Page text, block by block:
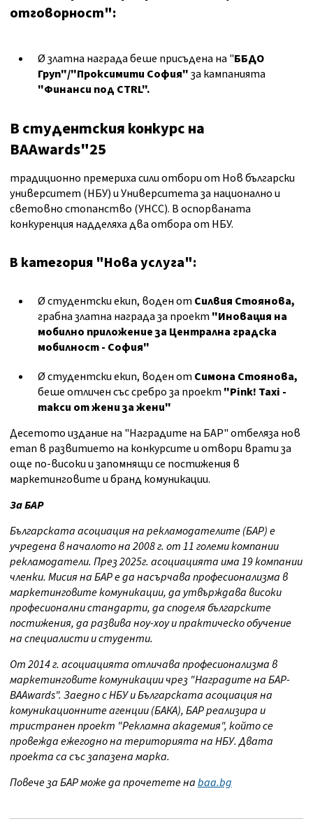
отговорност":
Ø златна награда беше присъдена на "ББДО
Груп"/"Проксимити София"за кампанията
"Финанси под CTRL".
В студентския конкурс на
BAAwards"25
традиционно премериха сили отбори от Нов български
университет (НБУ) и Университета за национално и
световно стопанство (УНСС). В оспорваната
конкуренция надделяха два отбора от НБУ.
В категория "Нова услуга":
Ø студентски екип, воден отСилвия Стоянова,
грабна златна награда за проект"Иновация на
мобилно приложение за Централна градска
мобилност - София"
Ø студентски екип, воден отСимона Стоянова,
беше отличен със сребро за проект"Pink! Taxi -
такси от жени за жени"
Десетото издание на "Наградите на БАР" отбеляза нов
етап в развитието на конкурсите и отвори врати за
още по-високи и запомнящи се постижения в
маркетинговите и бранд комуникации.
За БАР
Българската асоциация на рекламодателите (БАР) е
учредена в началото на 2008г. от 11 големи компании
рекламодатели. През 2025г. асоциацията има 19компании
членки. Мисия на БАР е да насърчава професионализма в
маркетинговите комуникации, да утвърждава високи
професионални стандарти, да споделя българските
постижения, да развива ноу-хоу и практическо обучение
на специалисти и студенти.
От2014г. асоциацията отличавапрофесионализма в
маркетинговите комуникации чрез "Наградите на БАР-
BAAwards". Заедно с НБУ и Българската асоциация на
комуникационните агенции (БАКА), БАР реализира и
тристранен проект "Рекламна академия", който се
провежда ежегодно на територията на НБУ. Двата
проекта са със запазена марка.
Повече за БАР може да прочетете наbaa.bg